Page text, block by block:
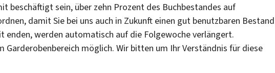
beschäftigt sein, über zehn Prozent des Buchbestandes auf
damit Sie bei uns auch in Zukunft einen gut benutzbaren Bestand
enden, werden automatisch auf die Folgewoche verlängert.
Garderobenbereich möglich. Wir bitten um Ihr Verständnis für diese